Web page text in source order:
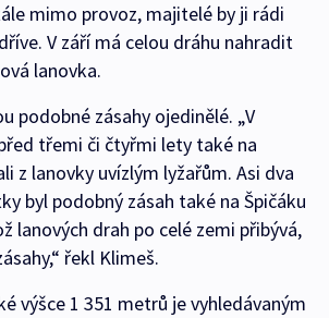
mimo provoz, majitelé by ji rádi
V září má celou dráhu nahradit
lanovka.
podobné zásahy ojedinělé. „V
třemi či čtyřmi lety také na
z lanovky uvízlým lyžařům. Asi dva
byl podobný zásah také na Špičáku
lanových drah po celé zemi přibývá,
řekl Klimeš.
výšce 1 351 metrů je vyhledávaným